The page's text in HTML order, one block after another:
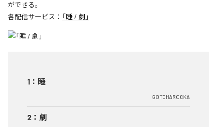
ができる。
各配信サービス： 「睡 / 劇」
1 ： 睡
GOTCHAROCKA
2 ： 劇